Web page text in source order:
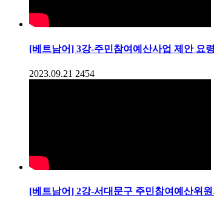
[베트남어] 3강-주민참여예산사업 제안 요령
2023.09.21 2454
[베트남어] 2강-서대문구 주민참여예산위원